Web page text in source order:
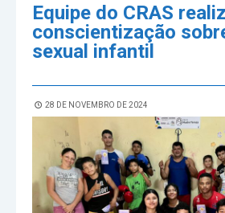
Equipe do CRAS
conscientização
sexual infantil
28 DE NOVEMBRO DE 2024